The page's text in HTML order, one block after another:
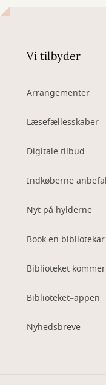
Vi tilbyder
Arrangementer
Læsefællesskaber
Digitale tilbud
Indkøberne
Nyt på hylderne
Book en bibliotekar
Biblioteket
Biblioteket–appen
Nyhedsbreve